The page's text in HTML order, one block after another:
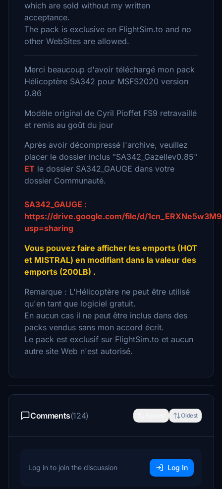
which are sold without my written
acceptance.
The pack is exclusive on FlightSim.to and no
other WebSites are allowed.
Merci beaucoup d'avoir téléchargé mon pack
Hélicoptère SA342 pour MSFS2020 version
0.86
Modèle original de Cyril Pioffet FS9 retravaillé
et remis au goût du jour
Après avoir décompressé l'archive, veuillez
placer le dossier inclus "SA342_Gazellev0.85"
ET le dossier SA342_GAUGE dans votre
dossier Communauté.
SA342_GAUGE :
https://drive.google.com/file/d/
usp=sharing
Vous pouvez faire afficher les emports (HOT
et MISTRAL) en modifiant dans la valeur des
emports (200LB) .
Remarque : L'Hélicoptère ne peut être utilisé
qu'en tant que logiciel gratuit.
En aucun cas il ne peut être inclus dans des
packs vendus sans mon accord écrit.
Le pack est exclusif sur FlightSim.to et aucun
autre site Web n'est autorisé.
Comments(124) Oldest
Log in to join the discussion Log In